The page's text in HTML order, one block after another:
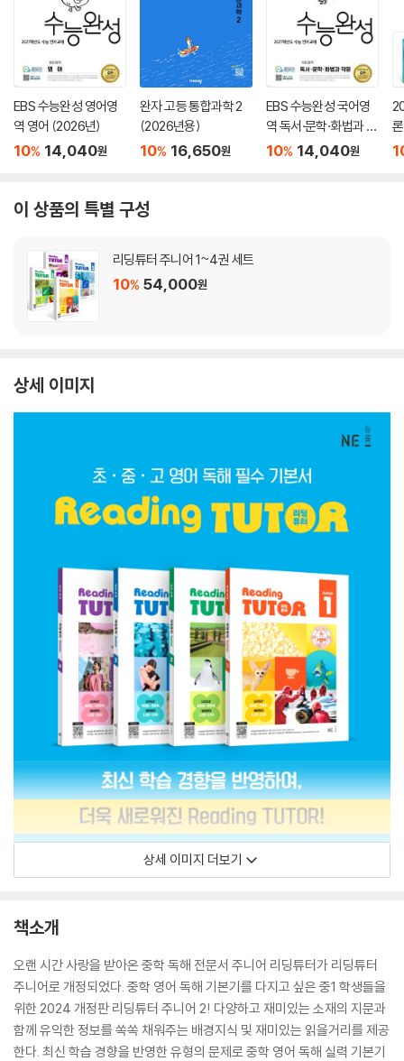
EBS 수능완성 영어영
역 영어 (2026년)
10% 14,040원
완자 고등 통합과학 2
(2026년용)
10% 16,650원
EBS 수능완성 국어영
역 독서·문학·화법과 작
문 (2026년)
10% 14,040원
(
이 상품의 특별 구성
리딩튜터 주니어 1~4권 세트
10% 54,000원
상세 이미지
상세 이미지 더보기
책소개
오랜 시간 사랑을 받아온 중학 독해 전문서 주니어 리딩튜터가 리딩튜터
주니어로 개정되었다. 중학 영어 독해 기본기를 다지고 싶은 중1 학생들을
위한 2024 개정판 리딩튜터 주니어 2! 다양하고 재미있는 소재의 지문과
함께 유익한 정보를 쏙쏙 채워주는 배경지식 및 재미있는 읽을거리를 제공
한다. 최신 학습 경향을 반영한 유형의 문제로 중학 영어 독해 실력 기본기